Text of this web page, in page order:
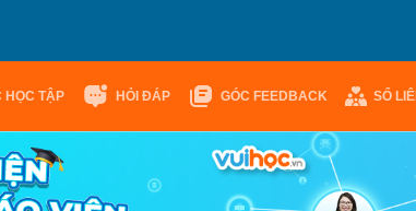
HỌC TẬP HỎI ĐÁP GÓC FEEDBACK SỔ